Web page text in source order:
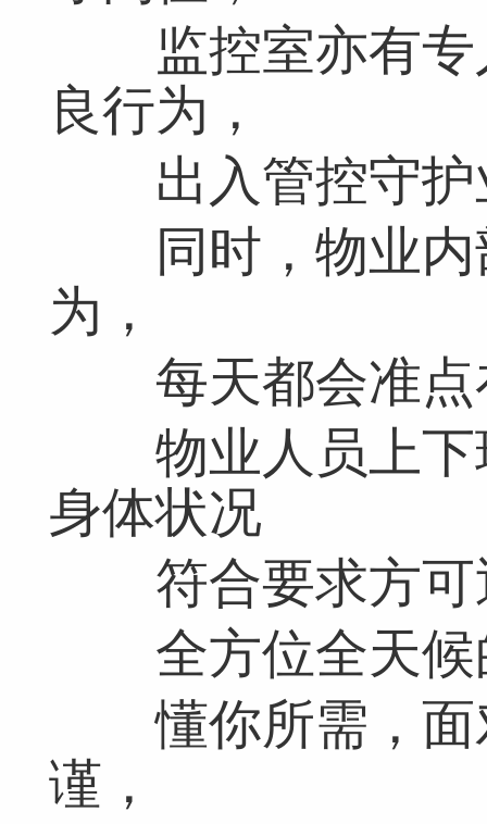
监控室亦有专
良行为，
出入管控守护
同时，物业内
为，
每天都会准点
物业人员上下
身体状况
符合要求方可
全方位全天候
懂你所需，面
谨，